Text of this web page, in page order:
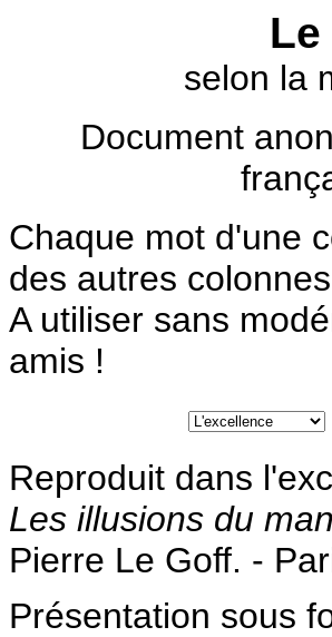
selon la
Document
Chaque mot d'une
des autres
A utiliser sans
amis !
Reproduit dans
Les illusions du
Pierre Le Goff. -
Présentation sous